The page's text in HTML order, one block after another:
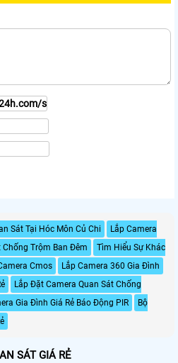
Sát Tại Hóc Môn Củ Chi
Lắp Camera
Chống Trộm Ban Đêm
Tìm Hiểu Sự Khác
Cmos
Lắp Camera 360 Gia Đình
Lắp Đặt Camera Quan Sát Chống
Gia Đình Giá Rẻ Báo Động PIR
Bộ
SÁT GIÁ RẺ